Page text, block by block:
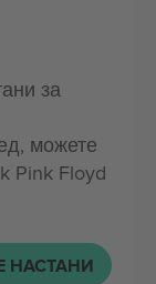
за
можете
Pink Floyd
НАСТАНИ